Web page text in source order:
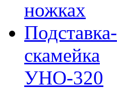
ножках
Подставка-
скамейка
УНО-320